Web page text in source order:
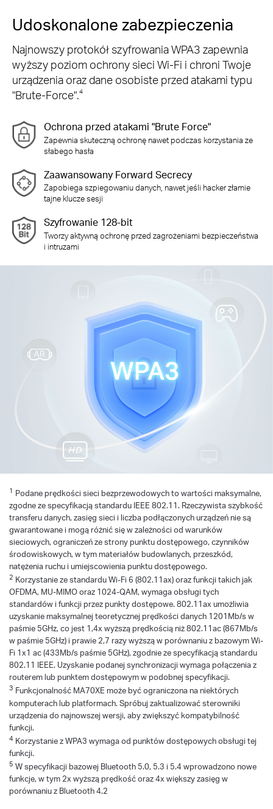
Udoskonalone zabezpieczenia
Najnowszy protokół szyfrowania WPA3 zapewnia
wyższy poziom ochrony sieci Wi‑Fi i chroni Twoje
urządzenia oraz dane osobiste przed atakami typu
"Brute‑Force".4
Ochrona przed atakami "Brute Force"
Zapewnia skuteczną ochronę nawet podczas korzystania ze
słabego hasła
Zaawansowany Forward Secrecy
Zapobiega szpiegowaniu danych, nawet jeśli hacker złamie
tajne klucze sesji
Szyfrowanie 128-bit
Tworzy aktywną ochronę przed zagrożeniami bezpieczeństwa
i intruzami
1 Podane prędkości sieci bezprzewodowych to wartości maksymalne,
zgodne ze specyfikacją standardu IEEE 802.11. Rzeczywista szybkość
transferu danych, zasięg sieci i liczba podłączonych urządzeń nie są
gwarantowane i mogą różnić się w zależności od warunków
sieciowych, ograniczeń ze strony punktu dostępowego, czynników
środowiskowych, w tym materiałów budowlanych, przeszkód,
natężenia ruchu i umiejscowienia punktu dostępowego.
2 Korzystanie ze standardu Wi-Fi 6 (802.11ax) oraz funkcji takich jak
OFDMA, MU-MIMO oraz 1024-QAM, wymaga obsługi tych
standardów i funkcji przez punkty dostępowe. 802.11ax umożliwia
uzyskanie maksymalnej teoretycznej prędkości danych 1201Mb/s w
paśmie 5GHz, co jest 1,4x wyższą prędkością niż 802.11ac (867Mb/s
w paśmie 5GHz) i prawie 2,7 razy wyższą w porównaniu z bazowym Wi-
Fi 1x1 ac (433Mb/s paśmie 5GHz), zgodnie ze specyfikacją standardu
802.11 IEEE. Uzyskanie podanej synchronizacji wymaga połączenia z
routerem lub punktem dostępowym w podobnej specyfikacji.
3 Funkcjonalność MA70XE może być ograniczona na niektórych
komputerach lub platformach. Spróbuj zaktualizować sterowniki
urządzenia do najnowszej wersji, aby zwiększyć kompatybilność
funkcji.
4 Korzystanie z WPA3 wymaga od punktów dostępowych obsługi tej
funkcji.
5 W specyfikacji bazowej Bluetooth 5.0, 5.3 i 5.4 wprowadzono nowe
funkcje, w tym 2x wyższą prędkość oraz 4x większy zasięg w
porównaniu z Bluetooth 4.2